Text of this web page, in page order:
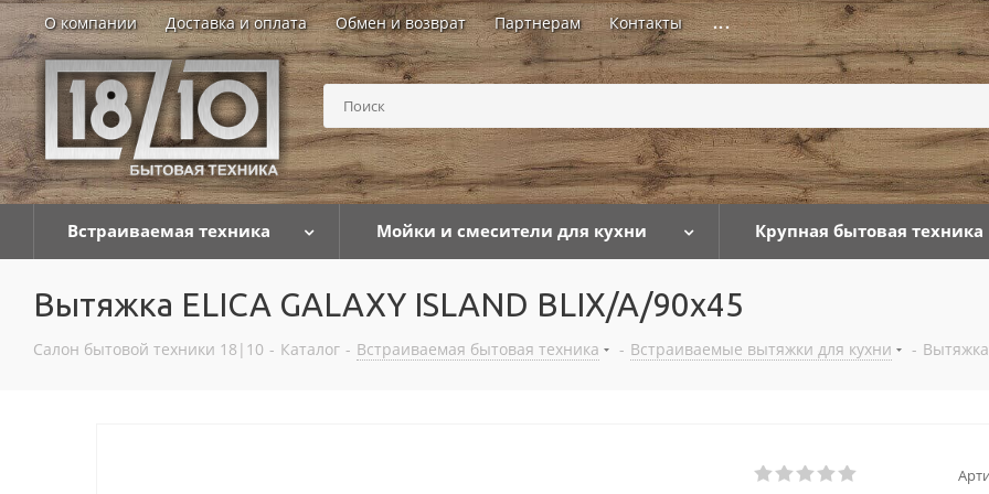
О компании Доставка и оплата Обмен и возврат Партнерам Контакты ...
Встраиваемая техника Мойки и смесители для кухни Крупная бытовая техника
Вытяжка ELICA GALAXY ISLAND BLIX/A/90x45
Салон бытовой техники 18|10 - Каталог - Встраиваемая бытовая техника - Встраиваемые вытяжки для кухни - Вытяжка